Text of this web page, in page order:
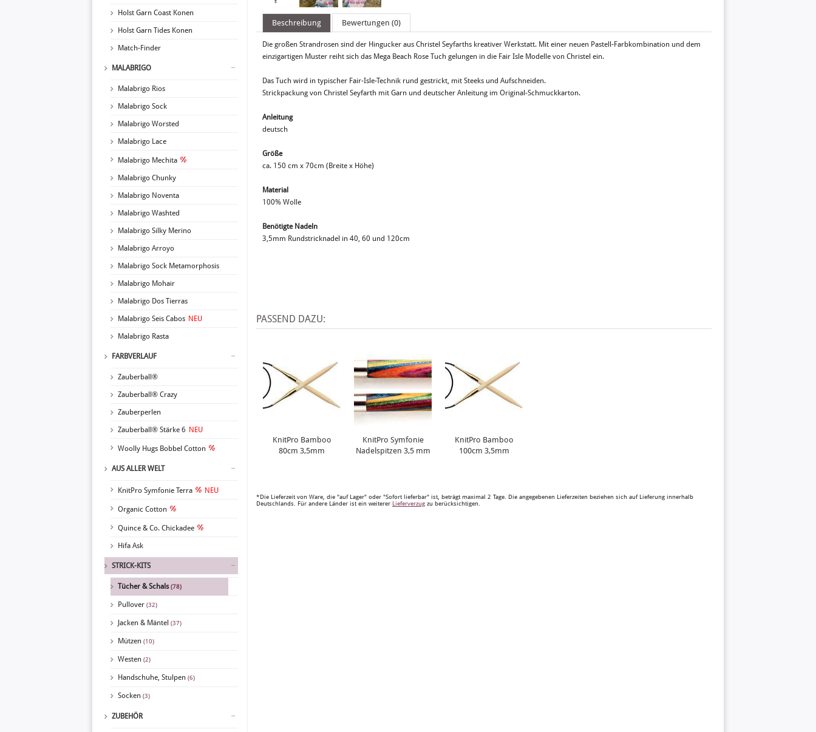
Holst Garn Coast Konen
Holst Garn Tides Konen
Match-Finder
MALABRIGO
Malabrigo Rios
Malabrigo Sock
Malabrigo Worsted
Malabrigo Lace
Malabrigo Mechita
Malabrigo Chunky
Malabrigo Noventa
Malabrigo Washted
Malabrigo Silky Merino
Malabrigo Arroyo
Malabrigo Sock Metamorphosis
Malabrigo Mohair
Malabrigo Dos Tierras
Malabrigo Seis Cabos NEU
Malabrigo Rasta
FARBVERLAUF
Zauberball®
Zauberball® Crazy
Zauberperlen
Zauberball® Stärke 6 NEU
Woolly Hugs Bobbel Cotton
AUS ALLER WELT
KnitPro Symfonie Terra NEU
Organic Cotton
Quince & Co. Chickadee
Hifa Ask
STRICK-KITS
Tücher & Schals(78)
Pullover (32)
Jacken & Mäntel (37)
Mützen (10)
Westen (2)
Handschuhe, Stulpen (6)
Socken (3)
ZUBEHÖR
Beschreibung Bewertungen (0)
Die großen Strandrosen sind der Hingucker aus Christel Seyfarths kreativer Werkstatt. Mit einer neuen Pastell-Farbkombination und dem
einzigartigen Muster reiht sich das Mega Beach Rose Tuch gelungen in die Fair Isle Modelle von Christel ein.
Das Tuch wird in typischer Fair-Isle-Technik rund gestrickt, mit Steeks und Aufschneiden.
Strickpackung von Christel Seyfarth mit Garn und deutscher Anleitung im Original-Schmuckkarton.
Anleitung
deutsch
Größe
ca. 150 cm x 70cm (Breite x Höhe)
Material
100% Wolle
Benötigte Nadeln
3,5mm Rundstricknadel in 40, 60 und 120cm
PASSEND DAZU:
KnitPro Bamboo
80cm 3,5mm
KnitPro Symfonie
Nadelspitzen 3,5 mm
KnitPro Bamboo
100cm 3,5mm
*Die Lieferzeit von Ware, die "auf Lager" oder "Sofort lieferbar" ist, beträgt maximal 2 Tage. Die angegebenen Lieferzeiten beziehen sich auf Lieferung innerhalb
Deutschlands. Für andere Länder ist ein weiterer Lieferverzug zu berücksichtigen.